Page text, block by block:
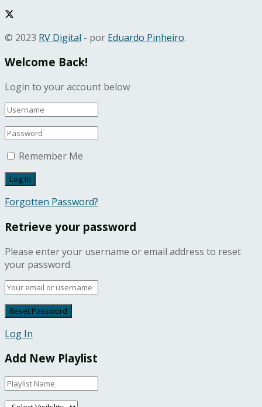
© 2023 RV Digital - por Eduardo Pinheiro.
Welcome Back!
Login to your account below
Remember Me
Forgotten Password?
Retrieve your password
Please enter your username or email address to reset
your password.
Log In
Add New Playlist